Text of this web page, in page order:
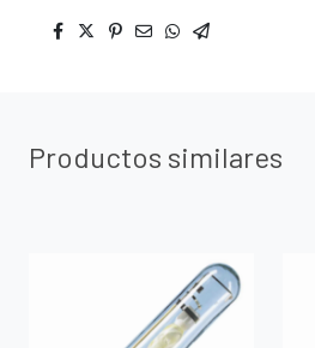
Productos similares